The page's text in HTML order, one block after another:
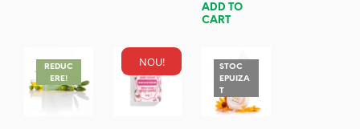
ADD TO
CART
REDUC
ERE!
NOU!
STOC
EPUIZA
T